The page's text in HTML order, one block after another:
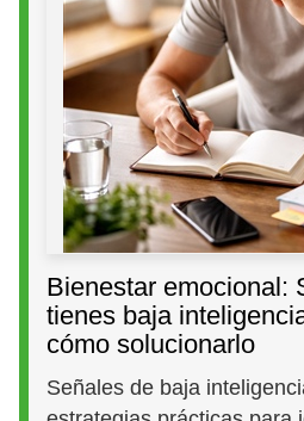
Bienestar emocional:
tienes baja
cómo solucionarlo
Señales de baja